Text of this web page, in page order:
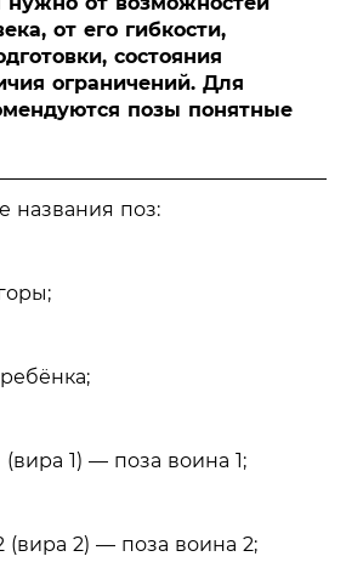
от его гибкости,
состояния
ограничений. Для
позы понятные
названия поз:
(вира 1) — поза воина 1;
(вира 2) — поза воина 2;